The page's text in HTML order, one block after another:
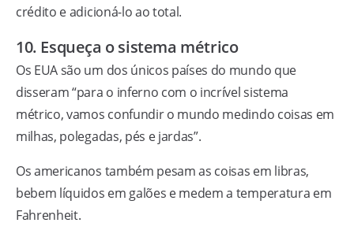
crédito e adicioná-lo ao total.
10. Esqueça o sistema métrico
Os EUA são um dos únicos países do mundo que
disseram “para o inferno com o incrível sistema
métrico, vamos confundir o mundo medindo coisas em
milhas, polegadas, pés e jardas”.
Os americanos também pesam as coisas em libras,
bebem líquidos em galões e medem a temperatura em
Fahrenheit.